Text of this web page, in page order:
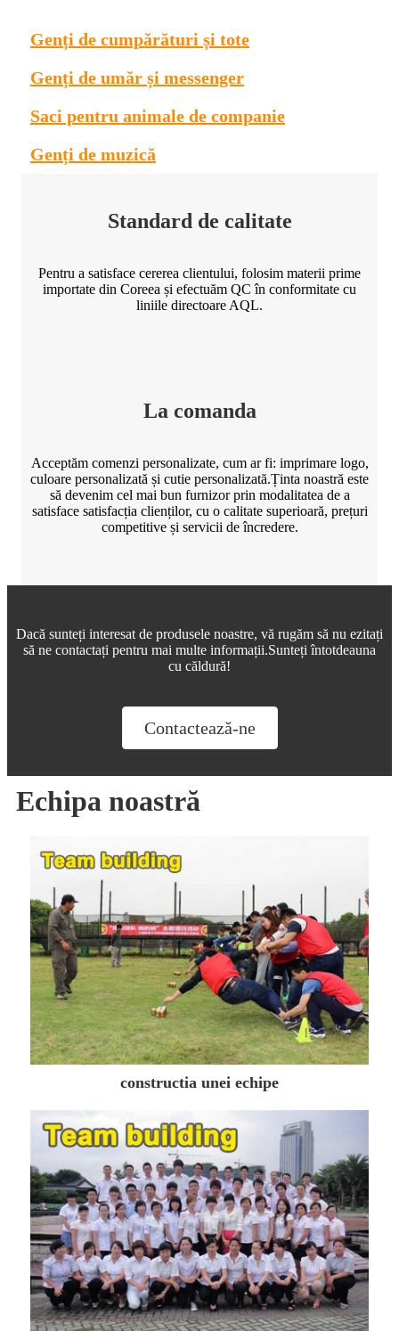
Genți de cumpărături și tote
Genți de umăr și messenger
Saci pentru animale de companie
Genți de muzică
Standard de calitate
Pentru a satisface cererea clientului, folosim materii prime
importate din Coreea și efectuăm QC în conformitate cu
liniile directoare AQL.
La comanda
Acceptăm comenzi personalizate, cum ar fi: imprimare logo,
culoare personalizată și cutie personalizată.Ținta noastră este
să devenim cel mai bun furnizor prin modalitatea de a
satisface satisfacția clienților, cu o calitate superioară, prețuri
competitive și servicii de încredere.
Dacă sunteți interesat de produsele noastre, vă rugăm să nu ezitați
să ne contactați pentru mai multe informații.Sunteți întotdeauna
cu căldură!
Contactează-ne
Echipa noastră
constructia unei echipe